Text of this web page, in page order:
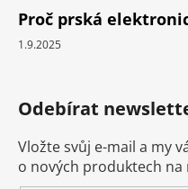
Proč prská
1.9.2025
Odebírat
Vložte svůj e-mail a my
o nových produktech na